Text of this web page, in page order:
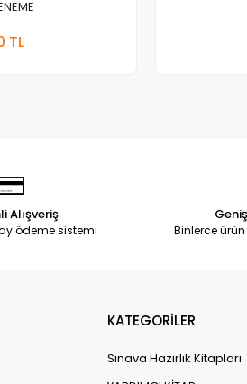
TL
Alışveriş
ödeme sistemi Binlerce
KATEGORİLER
Sınava Hazırlık Kitapları